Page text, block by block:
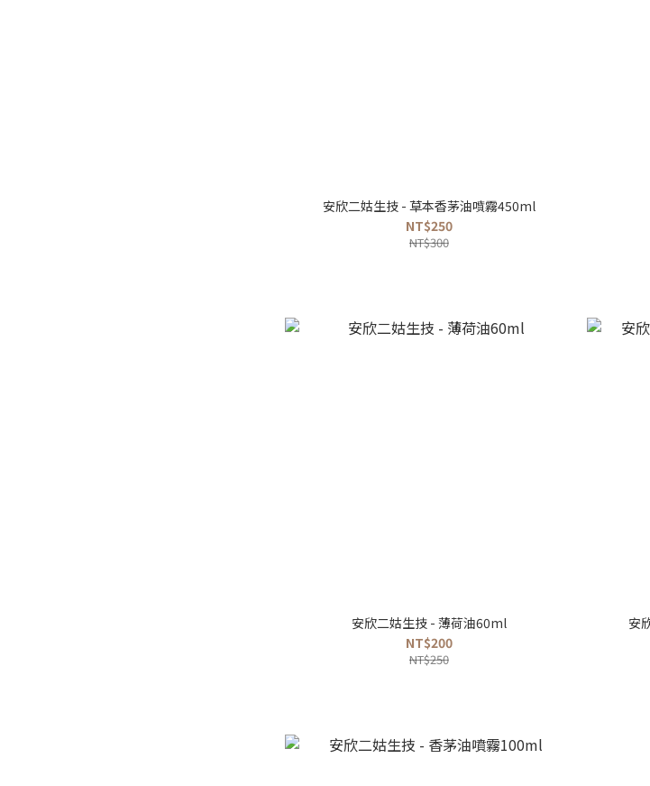
安欣二姑生技 - 草本香茅油噴霧450ml
NT$250
NT$300
安欣二姑生技 - 薄荷油60ml
NT$200
NT$250